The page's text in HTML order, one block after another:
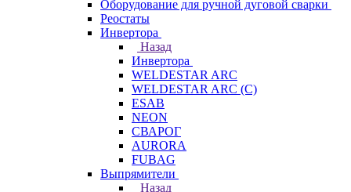
Оборудование для ручной дуговой сварки
Реостаты
Инвертора
Назад
Инвертора
WELDESTAR ARC
WELDESTAR ARC (С)
ESAB
NEON
СВАРОГ
AURORA
FUBAG
Выпрямители
Назад